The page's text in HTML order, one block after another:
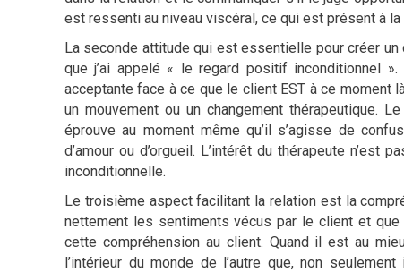
est ressenti au niveau viscéral, ce qui est présent à
La seconde attitude qui est essentielle pour créer un
que j’ai appelé « le regard positif inconditionnel
acceptante face à ce que le client EST à ce moment
un mouvement ou un changement thérapeutique.
éprouve au moment même qu’il s’agisse de
d’amour ou d’orgueil. L’intérêt du thérapeute
inconditionnelle.
Le troisième aspect facilitant la relation est la
nettement les sentiments vécus par le client et que
cette compréhension au client. Quand il est au
l’intérieur du monde de l’autre que, non